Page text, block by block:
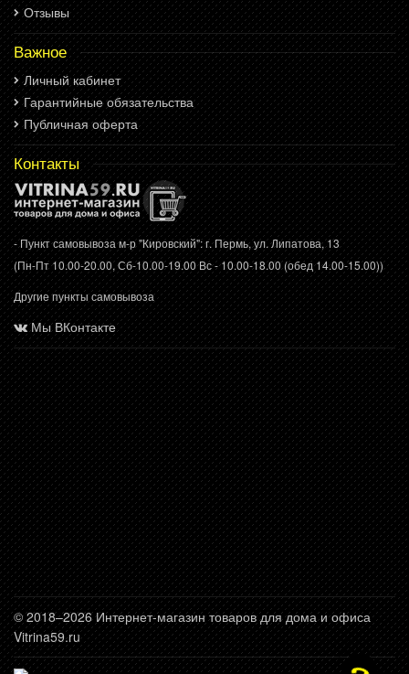
Отзывы
Важное
Личный кабинет
Гарантийные обязательства
Публичная оферта
Контакты
- Пункт самовывоза м-р "Кировский": г. Пермь, ул. Липатова, 13
(Пн-Пт 10.00-20.00, Сб-10.00-19.00 Вс - 10.00-18.00 (обед 14.00-15.00))
Другие пункты самовывоза
Мы ВКонтакте
© 2018–2026 Интернет-магазин товаров для дома и офиса
Vitrina59.ru